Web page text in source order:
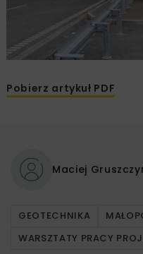
Pobierz artykuł PDF
Maciej
GEOTECHNIKA
WARSZTATY PRACY